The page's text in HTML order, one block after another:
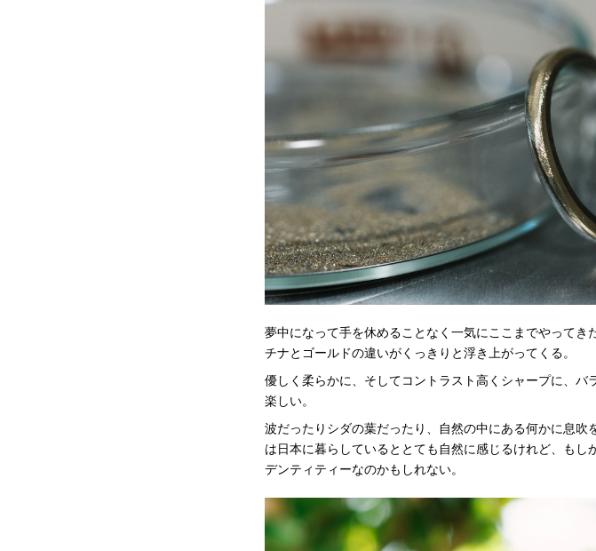
夢中になって手を休めることなく一気にここまでやってき
チナとゴールドの違いがくっきりと浮き上がってくる。
優しく柔らかに、そしてコントラスト高くシャープに、バ
楽しい。
波だったりシダの葉だったり、自然の中にある何かに息吹
は日本に暮らしているととても自然に感じるけれど、もし
デンティティーなのかもしれない。